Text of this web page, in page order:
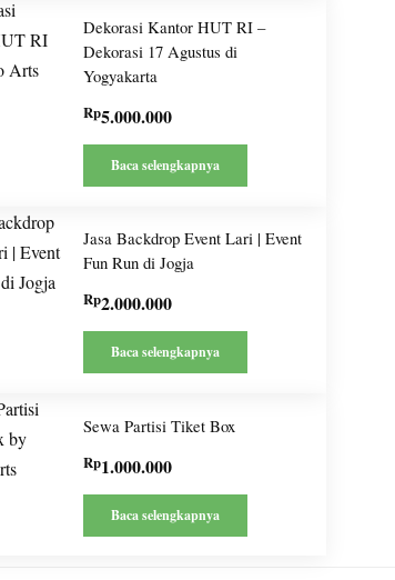
Dekorasi Kantor HUT RI –
Dekorasi 17 Agustus di
Yogyakarta
Rp5.000.000
Baca selengkapnya
Jasa Backdrop Event Lari | Event
Fun Run di Jogja
Rp2.000.000
Baca selengkapnya
Sewa Partisi Tiket Box
Rp1.000.000
Baca selengkapnya